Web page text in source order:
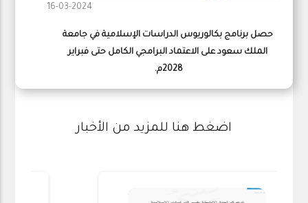
16-03-2024
حصل برنامج بكالوريوس الدراسات الإسلامية في جامعة
الملك سعود على الاعتماد البرامجي الكامل حتى فبراير
2028م.
اضغط هنا للمزيد من الأخبار